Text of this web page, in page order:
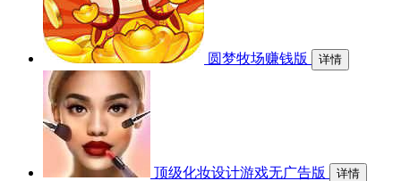
圆梦牧场赚钱版 详情
顶级化妆设计游戏无广告版 详情